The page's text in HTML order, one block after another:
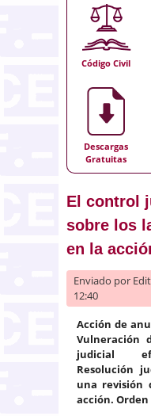
Código Civil
Descargas
Gratuitas
El control
sobre los
en la
Enviado por
12:40
Acción de
Vulneración
judicial
Resolución
una revisión
acción.